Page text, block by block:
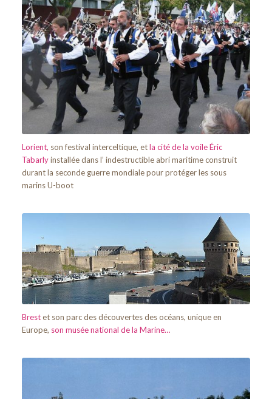
Lorient, son festival interceltique, etla cité de la voile Éric
Tabarlyinstallée dans l’ indestructible abri maritime construit
durant la seconde guerre mondiale pour protéger les sous
marins U-boot
Brestet son parc des découvertes des océans, unique en
Europe, son musée national de la Marine…